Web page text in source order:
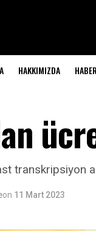
HAKKIMIZDA
transkripsiyon
on 11 Mart 2023